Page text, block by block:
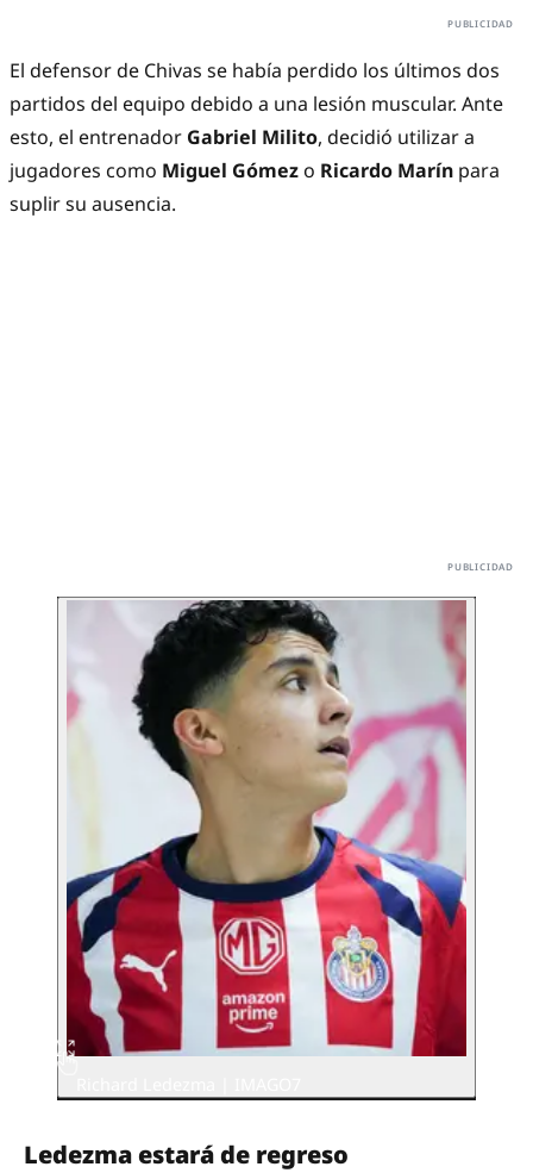
El defensor de Chivas se había perdido los últimos dos
partidos del equipo debido a una lesión muscular. Ante
esto, el entrenador Gabriel Milito, decidió utilizar a
jugadores como Miguel Gómez o Ricardo Marín para
suplir su ausencia.
Ledezma estará de regreso